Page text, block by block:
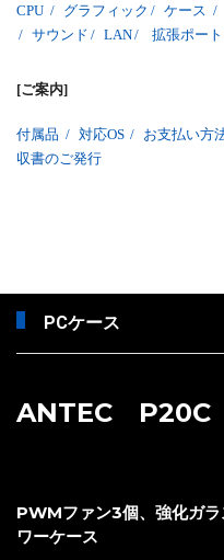
CPU / グラフィック / ケース /
/ サウンド / LAN/ 拡張ポー
[ご案内]
付属品 / 対応OS / お支払い方
収書のご発行
PCケース
ANTEC P20C
PWMファン3個、強化ガ
ワーケース